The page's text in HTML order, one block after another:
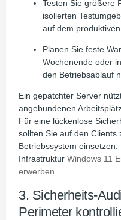
Testen Sie größere
isolierten
auf dem
Planen Sie feste
Wochenende oder
den Betriebsablauf
Ein gepatchter Server
angebundenen
Für eine lückenlose
sollten Sie auf den Clients
Betriebssystem
Infrastruktur Windows 11
erwerben.
3. Sicherheits-
Perimeter